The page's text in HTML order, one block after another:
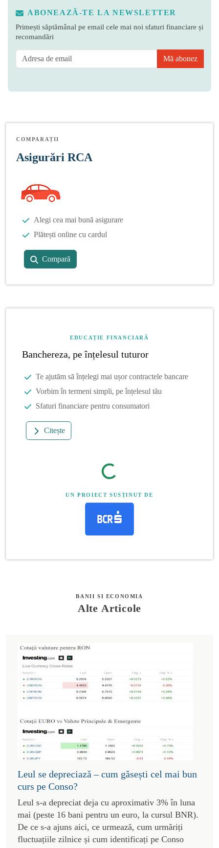
ABONEAZĂ-TE LA NEWSLETTER
Primești săptămânal pe email cele mai noi sfaturi financiare și
recomandări
Mă abonez
COMPARAȚII
Asigurări RCA
Alegi cea mai bună asigurare
Plătești online cu cardul
Compară
EDUCAȚIE FINANCIARĂ
Banchereza, pe înțelesul tuturor
Te ajutăm să înțelegi mai ușor contractele bancare
Vorbim în termeni simpli, pe înțelesul tău
Sfaturi financiare pentru consumatori
Citește
UN PROIECT SUSȚINUT DE
BANII SI ECONOMIA
Alte Articole
Leul se depreciază – cum găsești cel mai bun
curs pe Conso?
Leul s-a depreciat deja cu aproximativ 3% în luna
mai (peste 16 bani pentru un euro, la cursul BNR).
De ce s-a ajuns aici, ce urmează, cum urmăriți
fluctuațiile zilnice și cum identificați pe Conso